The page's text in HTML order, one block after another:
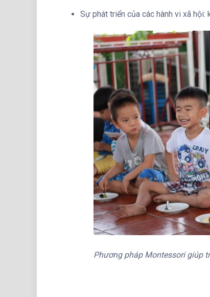
Sự phát triển của các hành vi xã
Phương pháp Montessori giúp